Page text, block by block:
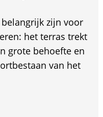
zijn voor
het terras trekt
grote behoefte en
van het